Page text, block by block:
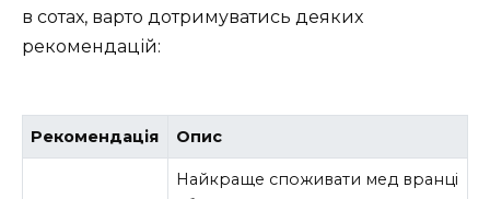
в сотах, варто дотримуватись деяких
рекомендацій:
Рекомендація Опис
Найкраще споживати мед вранці